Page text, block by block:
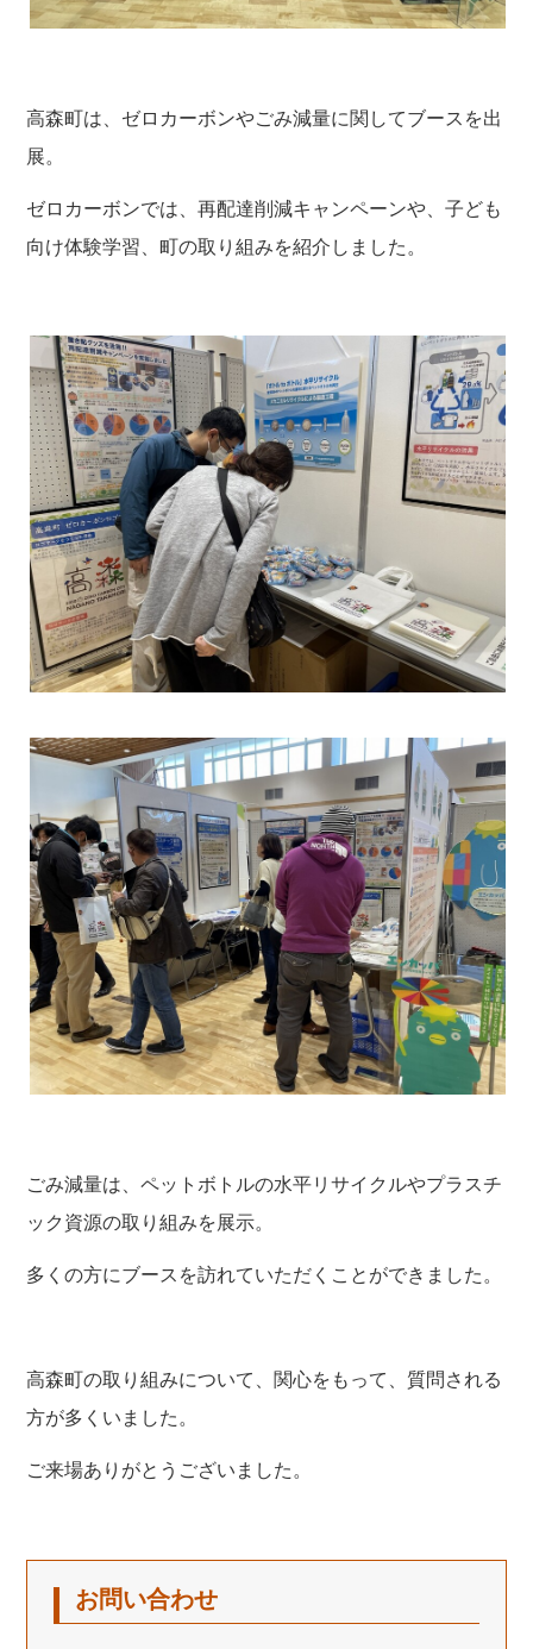
高森町は、ゼロカーボンやごみ減量に関してブースを出
展。
ゼロカーボンでは、再配達削減キャンペーンや、子ども
向け体験学習、町の取り組みを紹介しました。
ごみ減量は、ペットボトルの水平リサイクルやプラスチ
ック資源の取り組みを展示。
多くの方にブースを訪れていただくことができました。
高森町の取り組みについて、関心をもって、質問される
方が多くいました。
ご来場ありがとうございました。
お問い合わせ